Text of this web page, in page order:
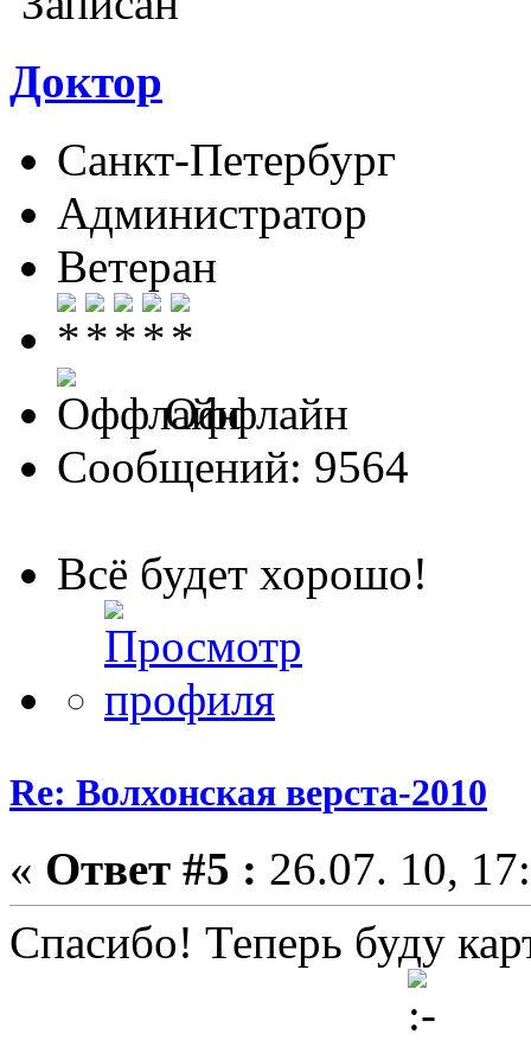
Доктор
Санкт-Петербург
Администратор
Ветеран
Оффлайн
Сообщений: 9564
Всё будет хорошо!
Re: Волхонская верста-2010
« Ответ #5 : 26.07. 10,
Спасибо! Теперь буду